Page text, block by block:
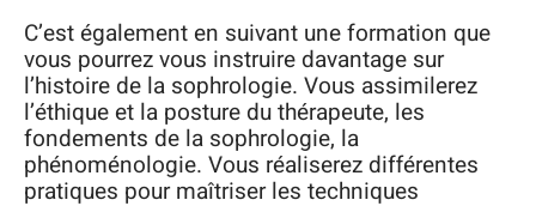
C’est également en suivant une formation que
vous pourrez vous instruire davantage sur
l’histoire de la sophrologie. Vous assimilerez
l’éthique et la posture du thérapeute, les
fondements de la sophrologie, la
phénoménologie. Vous réaliserez différentes
pratiques pour maîtriser les techniques